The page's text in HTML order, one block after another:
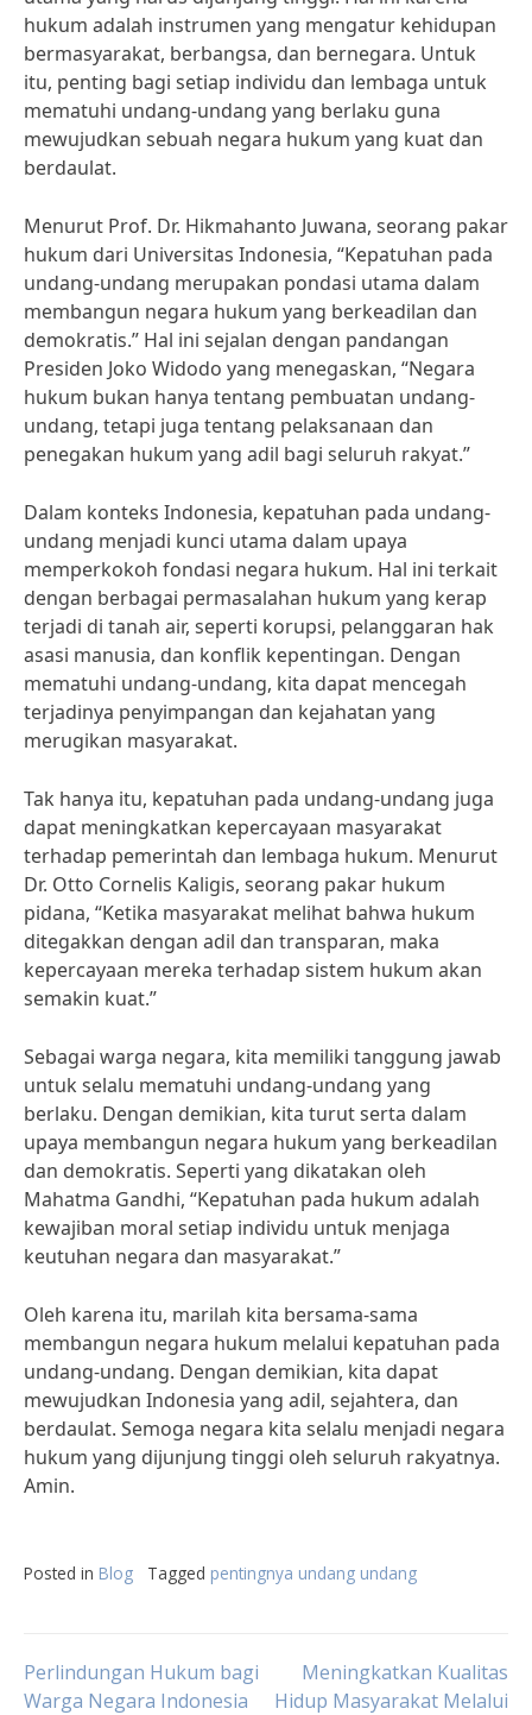
hukum adalah instrumen yang mengatur kehidupan
bermasyarakat, berbangsa, dan bernegara. Untuk
itu, penting bagi setiap individu dan lembaga untuk
mematuhi undang-undang yang berlaku guna
mewujudkan sebuah negara hukum yang kuat dan
berdaulat.
Menurut Prof. Dr. Hikmahanto Juwana, seorang pakar
hukum dari Universitas Indonesia, “Kepatuhan pada
undang-undang merupakan pondasi utama dalam
membangun negara hukum yang berkeadilan dan
demokratis.” Hal ini sejalan dengan pandangan
Presiden Joko Widodo yang menegaskan, “Negara
hukum bukan hanya tentang pembuatan undang-
undang, tetapi juga tentang pelaksanaan dan
penegakan hukum yang adil bagi seluruh rakyat.”
Dalam konteks Indonesia, kepatuhan pada undang-
undang menjadi kunci utama dalam upaya
memperkokoh fondasi negara hukum. Hal ini terkait
dengan berbagai permasalahan hukum yang kerap
terjadi di tanah air, seperti korupsi, pelanggaran hak
asasi manusia, dan konflik kepentingan. Dengan
mematuhi undang-undang, kita dapat mencegah
terjadinya penyimpangan dan kejahatan yang
merugikan masyarakat.
Tak hanya itu, kepatuhan pada undang-undang juga
dapat meningkatkan kepercayaan masyarakat
terhadap pemerintah dan lembaga hukum. Menurut
Dr. Otto Cornelis Kaligis, seorang pakar hukum
pidana, “Ketika masyarakat melihat bahwa hukum
ditegakkan dengan adil dan transparan, maka
kepercayaan mereka terhadap sistem hukum akan
semakin kuat.”
Sebagai warga negara, kita memiliki tanggung jawab
untuk selalu mematuhi undang-undang yang
berlaku. Dengan demikian, kita turut serta dalam
upaya membangun negara hukum yang berkeadilan
dan demokratis. Seperti yang dikatakan oleh
Mahatma Gandhi, “Kepatuhan pada hukum adalah
kewajiban moral setiap individu untuk menjaga
keutuhan negara dan masyarakat.”
Oleh karena itu, marilah kita bersama-sama
membangun negara hukum melalui kepatuhan pada
undang-undang. Dengan demikian, kita dapat
mewujudkan Indonesia yang adil, sejahtera, dan
berdaulat. Semoga negara kita selalu menjadi negara
hukum yang dijunjung tinggi oleh seluruh rakyatnya.
Amin.
Posted in Blog Tagged pentingnya undang undang
Post
Perlindungan Hukum bagi
Warga Negara Indonesia
Meningkatkan Kualitas
Hidup Masyarakat Melalui